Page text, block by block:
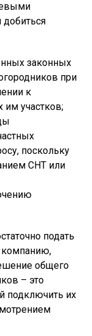
добиться
законных
при
к
им участков;
поскольку
СНТ или
подать
компанию,
общего
– это
подключить их